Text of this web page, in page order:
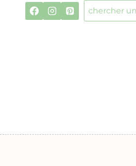
chercher